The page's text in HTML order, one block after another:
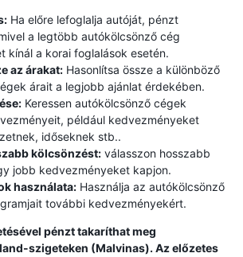
Ha előre lefoglalja autóját, pénzt
a legtöbb autókölcsönző cég
kínál a korai foglalások esetén.
az árakat: Hasonlítsa össze a különböző
árait a legjobb ajánlat érdekében.
Keressen autókölcsönző cégek
például kedvezményeket
időseknek stb..
kölcsönzést: válasszon hosszabb
jobb kedvezményeket kapjon.
használata: Használja az autókölcsönző
további kedvezményekért.
pénzt takaríthat meg
szigeteken (Malvinas). Az előzetes